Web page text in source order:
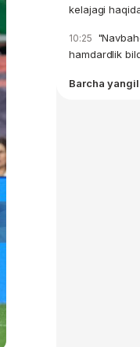
kelajagi
10:25
hamdardlik
Barcha